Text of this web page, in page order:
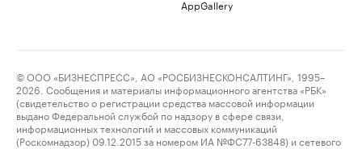
AppGallery
© ООО «БИЗНЕСПРЕСС», АО «РОСБИЗНЕСКОНСАЛТИНГ», 1995–
2026. Сообщения и материалы информационного агентства «РБК»
(свидетельство о регистрации средства массовой информации
выдано Федеральной службой по надзору в сфере связи,
информационных технологий и массовых коммуникаций
(Роскомнадзор) 09.12.2015 за номером ИА №ФС77-63848) и сетевого